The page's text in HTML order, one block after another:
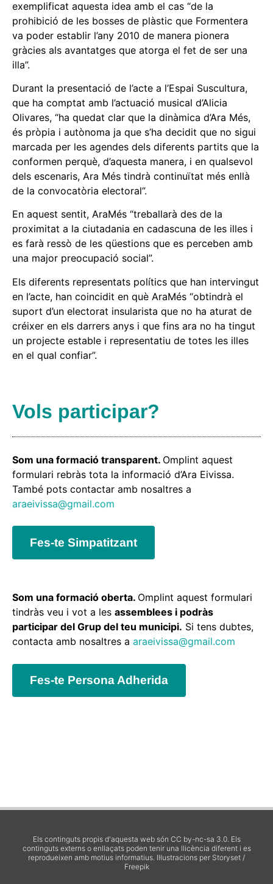
exemplificat aquesta idea amb el cas “de la
prohibició de les bosses de plàstic que Formentera
va poder establir l’any 2010 de manera pionera
gràcies als avantatges que atorga el fet de ser una
illa”.
Durant la presentació de l’acte a l’Espai Suscultura,
que ha comptat amb l’actuació musical d’Alicia
Olivares, “ha quedat clar que la dinàmica d’Ara Més,
és pròpia i autònoma ja que s’ha decidit que no sigui
marcada per les agendes dels diferents partits que la
conformen perquè, d’aquesta manera, i en qualsevol
dels escenaris, Ara Més tindrà continuïtat més enllà
de la convocatòria electoral”.
En aquest sentit, AraMés “treballarà des de la
proximitat a la ciutadania en cadascuna de les illes i
es farà ressò de les qüestions que es perceben amb
una major preocupació social”.
Els diferents representats polítics que han intervingut
en l’acte, han coincidit en què AraMés “obtindrà el
suport d’un electorat insularista que no ha aturat de
créixer en els darrers anys i que fins ara no ha tingut
un projecte estable i representatiu de totes les illes
en el qual confiar”.
Vols participar?
Som una formació transparent. Omplint aquest
formulari rebràs tota la informació d’Ara Eivissa.
També pots contactar amb nosaltres a
araeivissa@gmail.com
Fes-te Simpatitzant
Som una formació oberta. Omplint aquest formulari
tindràs veu i vot a les assemblees i podràs
participar del Grup del teu municipi. Si tens dubtes,
contacta amb nosaltres a araeivissa@gmail.com
Fes-te Persona Adherida
Els continguts propis d'aquesta web són CC by-nc-sa 3.0. Els
continguts externs o enllaçats poden tenir una llicència diferent i es
reprodueixen amb motius informatius. Il·lustracions per Storyset /
Freepik